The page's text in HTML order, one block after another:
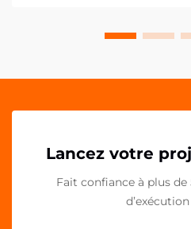
Lancez votre
Fait confiance à plus